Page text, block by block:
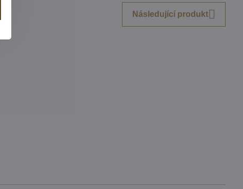
Následující produkt